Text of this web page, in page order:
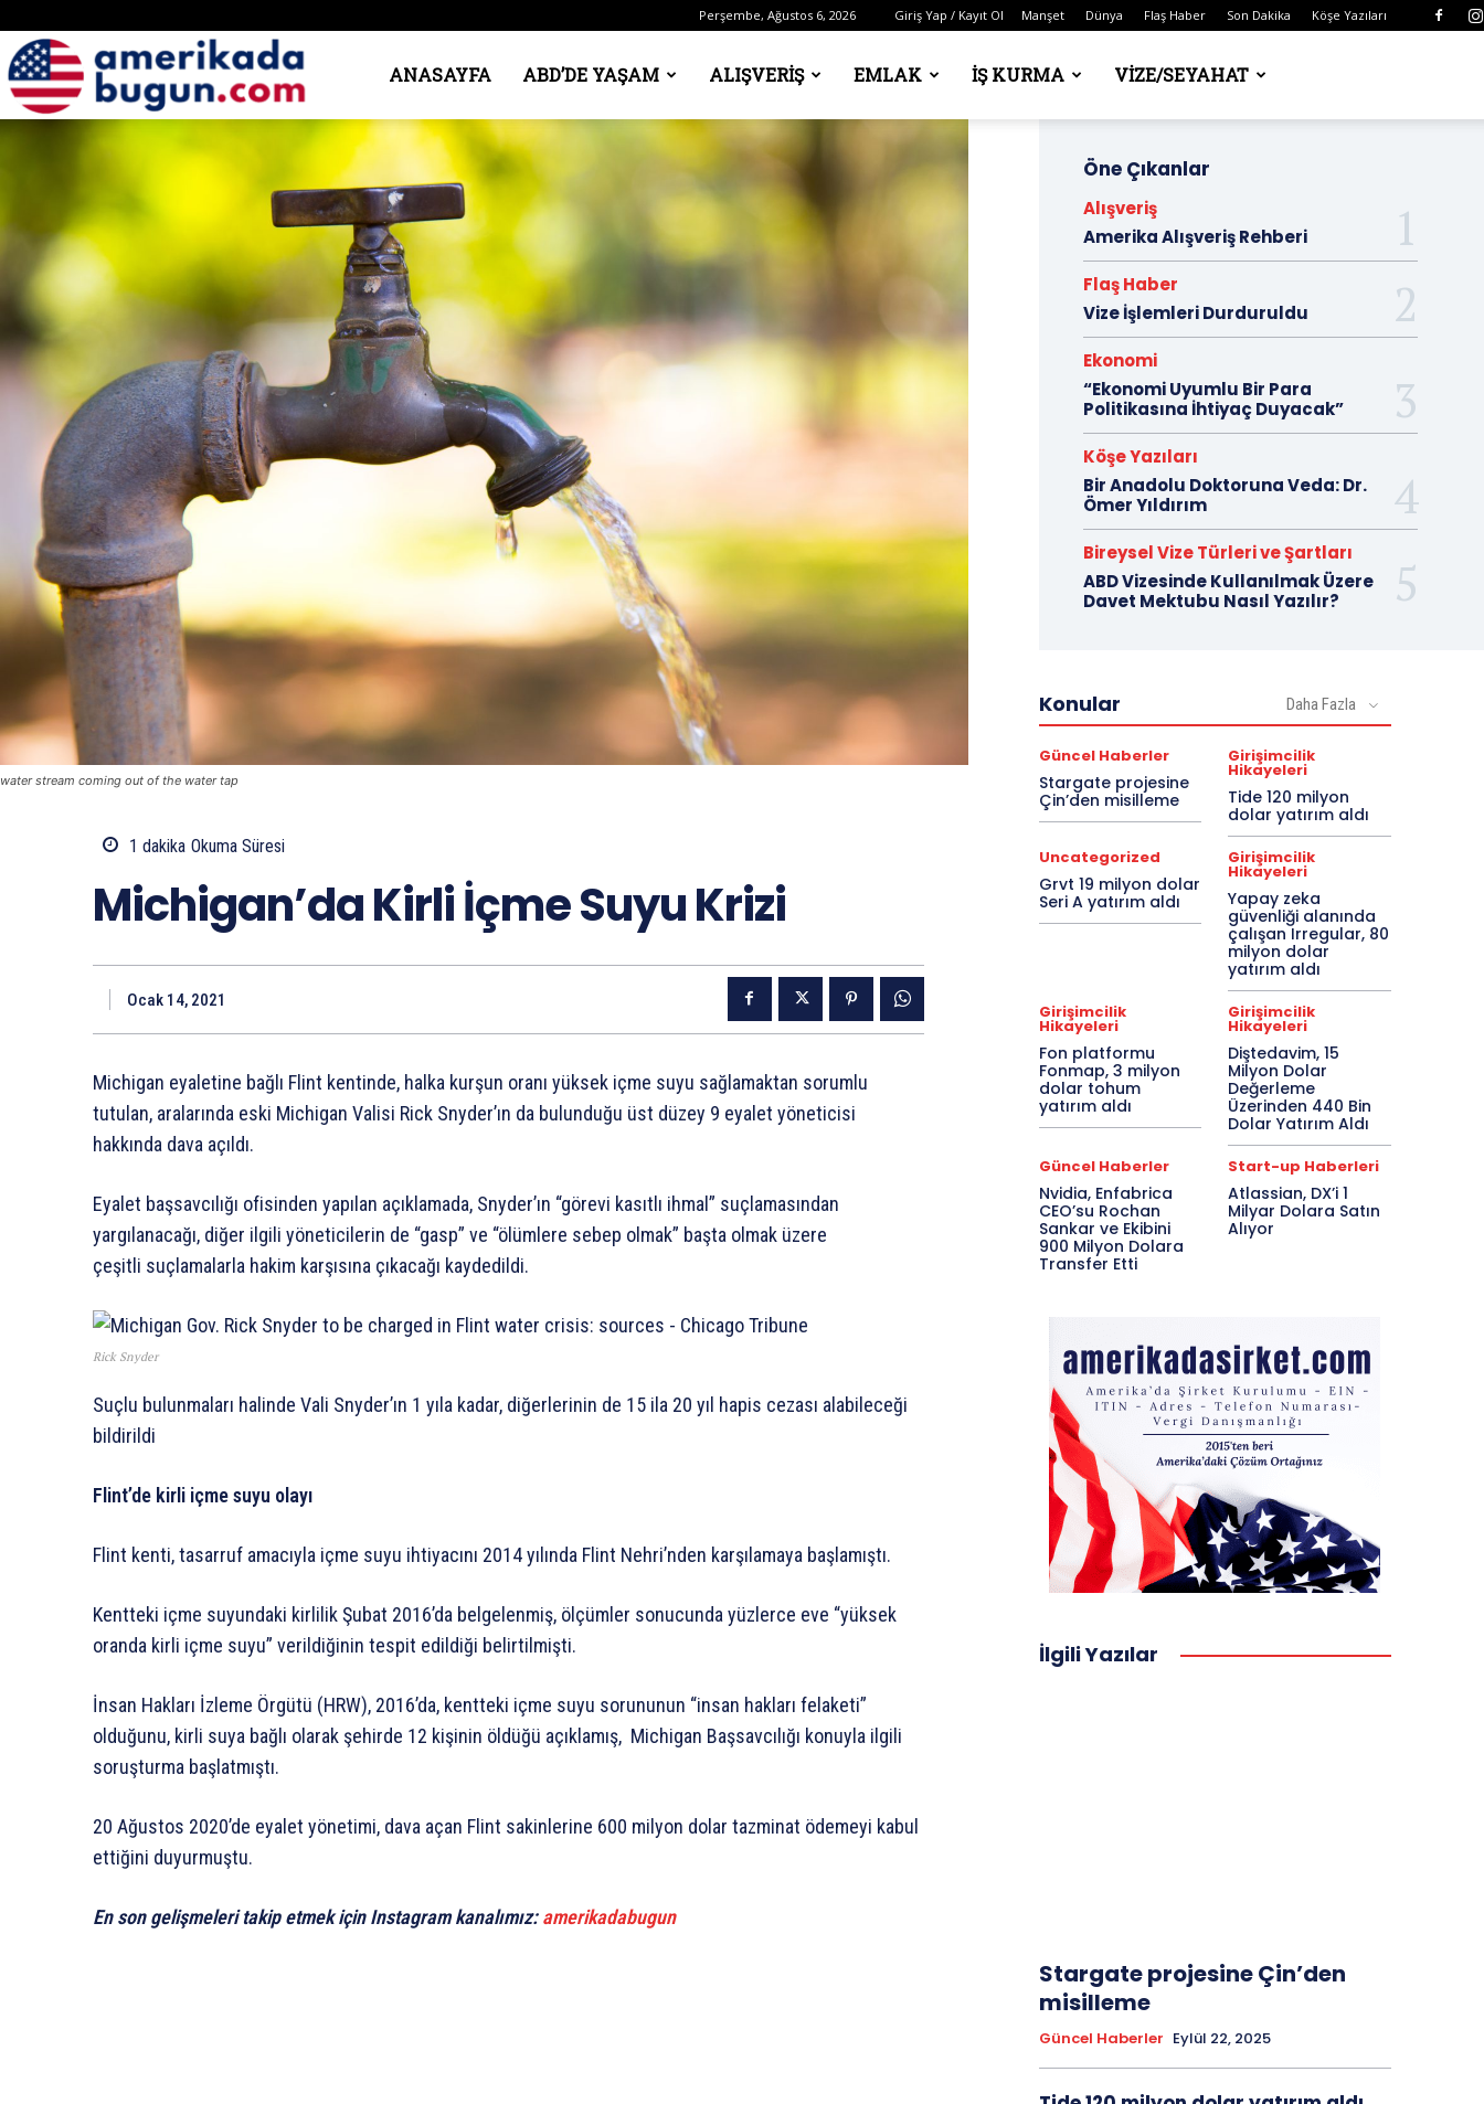
Perşembe, Ağustos 6, 2026 Giriş Yap / Kayıt Ol Manşet Dünya Flaş Haber Son Dakika Köşe Yazıları
Amerika’da
Bugün
ANASAYFA ABD’DE YAŞAM ALIŞVERIŞ EMLAK İŞ KURMA VIZE/SEYAHAT
water stream coming out of the water tap
1 dakika Okuma Süresi
Michigan’da Kirli İçme Suyu Krizi
Ocak 14, 2021
Michigan eyaletine bağlı Flint kentinde, halka kurşun oranı yüksek içme suyu sağlamaktan sorumlu
tutulan, aralarında eski Michigan Valisi Rick Snyder’ın da bulunduğu üst düzey 9 eyalet yöneticisi
hakkında dava açıldı.
Eyalet başsavcılığı ofisinden yapılan açıklamada, Snyder’ın “görevi kasıtlı ihmal” suçlamasından
yargılanacağı, diğer ilgili yöneticilerin de “gasp” ve “ölümlere sebep olmak” başta olmak üzere
çeşitli suçlamalarla hakim karşısına çıkacağı kaydedildi.
Rick Snyder
Suçlu bulunmaları halinde Vali Snyder’ın 1 yıla kadar, diğerlerinin de 15 ila 20 yıl hapis cezası alabileceği
bildirildi
Flint’de kirli içme suyu olayı
Flint kenti, tasarruf amacıyla içme suyu ihtiyacını 2014 yılında Flint Nehri’nden karşılamaya başlamıştı.
Kentteki içme suyundaki kirlilik Şubat 2016’da belgelenmiş, ölçümler sonucunda yüzlerce eve “yüksek
oranda kirli içme suyu” verildiğinin tespit edildiği belirtilmişti.
İnsan Hakları İzleme Örgütü (HRW), 2016’da, kentteki içme suyu sorununun “insan hakları felaketi”
olduğunu, kirli suya bağlı olarak şehirde 12 kişinin öldüğü açıklamış, Michigan Başsavcılığı konuyla ilgili
soruşturma başlatmıştı.
20 Ağustos 2020’de eyalet yönetimi, dava açan Flint sakinlerine 600 milyon dolar tazminat ödemeyi kabul
ettiğini duyurmuştu.
En son gelişmeleri takip etmek için Instagram kanalımız:amerikadabugun
Öne Çıkanlar
Alışveriş
Amerika Alışveriş Rehberi
Flaş Haber
Vize İşlemleri Durduruldu
Ekonomi
“Ekonomi Uyumlu Bir Para
Politikasına İhtiyaç Duyacak”
Köşe Yazıları
Bir Anadolu Doktoruna Veda: Dr.
Ömer Yıldırım
Bireysel Vize Türleri ve Şartları
ABD Vizesinde Kullanılmak Üzere
Davet Mektubu Nasıl Yazılır?
Konular Daha Fazla
Güncel Haberler
Stargate projesine
Çin’den misilleme
Girişimcilik
Hikayeleri
Tide 120 milyon
dolar yatırım aldı
Uncategorized
Grvt 19 milyon dolar
Seri A yatırım aldı
Girişimcilik
Hikayeleri
Yapay zeka
güvenliği alanında
çalışan Irregular, 80
milyon dolar
yatırım aldı
Girişimcilik
Hikayeleri
Fon platformu
Fonmap, 3 milyon
dolar tohum
yatırım aldı
Girişimcilik
Hikayeleri
Diştedavim, 15
Milyon Dolar
Değerleme
Üzerinden 440 Bin
Dolar Yatırım Aldı
Güncel Haberler
Nvidia, Enfabrica
CEO’su Rochan
Sankar ve Ekibini
900 Milyon Dolara
Transfer Etti
Start-up Haberleri
Atlassian, DX’i 1
Milyar Dolara Satın
Alıyor
İlgili Yazılar
Stargate projesine Çin’den
misilleme
Güncel Haberler Eylül 22, 2025